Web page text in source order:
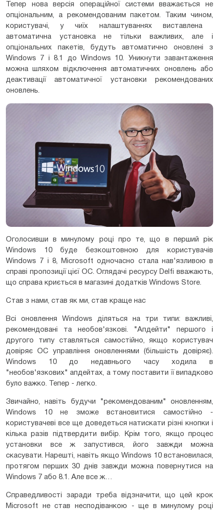
Тепер нова версія операційної системи вважається не
опціональним, а рекомендованим пакетом. Таким чином,
користувачі, у чиїх налаштуваннях виставлена ​​
автоматична установка не тільки важливих, але і
опціональних пакетів, будуть автоматично оновлені з
Windows 7 і 8.1 до Windows 10. Уникнути завантаження
можна шляхом відключення автоматичних оновлень або
деактивації автоматичної установки рекомендованих
оновлень.
Оголосивши в минулому році про те, що в перший рік
Windows 10 буде безкоштовною для користувачів
Windows 7 і 8, Microsoft одночасно стала нав'язливою в
справі пропозиції цієї ОС. Оглядачі ресурсу Delfi вважають,
що справа криється в магазині додатків Windows Store.
Став з нами, став як ми, став краще нас
Всі оновлення Windows діляться на три типи: важливі,
рекомендовані та необов'язкові. "Апдейти" першого і
другого типу ставляться самостійно, якщо користувач
довіряє ОС управління оновленнями (більшість довіряє).
Windows 10 до недавнього часу ходила в
"необов'язкових" апдейтах, а тому поставити її випадково
було важко. Тепер - легко.
Звичайно, навіть будучи "рекомендованим" оновленням,
Windows 10 не зможе встановитися самостійно -
користувачеві все ще доведеться натискати різні кнопки і
кілька разів підтвердити вибір. Крім того, якщо процес
установки все ж запустився, його завжди можна
скасувати. Нарешті, навіть якщо Windows 10 встановилася,
протягом перших 30 днів завжди можна повернутися на
Windows 7 або 8.1. Але все ж…
Справедливості заради треба відзначити, що цей крок
Microsoft не став несподіванкою - ще в минулому році